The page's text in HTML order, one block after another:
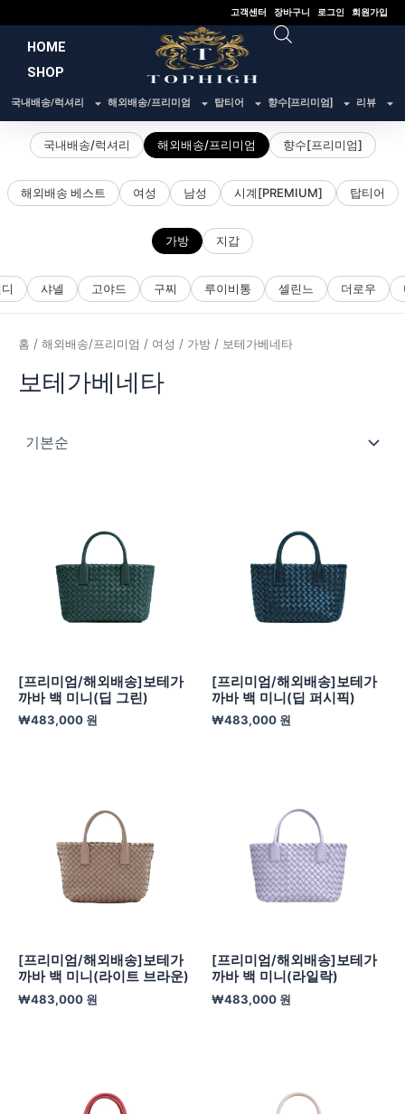
건
너
고객센터 장바구니 로그인 회원가입
HOME
SHOP
국내배송/럭셔리 해외배송/프리미엄 탑티어 향수[프리미엄] 리뷰
국내배송/럭셔리 해외배송/프리미엄 향수[프리미엄]
해외배송 베스트 여성 남성 시계[PREMIUM] 탑티어
가방 지갑
샤넬 고야드 구찌 루이비통 셀린느 더로우
홈 / 해외배송/프리미엄 / 여성 / 가방 / 보테가베네타
보테가베네타
[프리미엄/해외배송]보테가
까바 백 미니(딥 그린)
₩483,000 원
[프리미엄/해외배송]보테가
까바 백 미니(딥 퍼시픽)
₩483,000 원
[프리미엄/해외배송]보테가
까바 백 미니(라이트 브라운)
₩483,000 원
[프리미엄/해외배송]보테가
까바 백 미니(라일락)
₩483,000 원